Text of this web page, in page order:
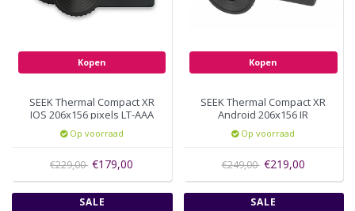
Kopen
SEEK Thermal Compact XR
IOS 206x156 pixels LT-AAA
Op voorraad
€229,00 €179,00
Kopen
SEEK Thermal Compact XR
Android 206x156 IR
resolutie Micro-USB UT-
AAA
Op voorraad
€249,00 €219,00
SALE SALE